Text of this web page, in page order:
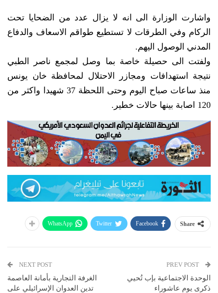
واشارت الوزارة الى انه لا يزال عدد من الضحايا تحت
الركام وفي الطرقات لا تستطيع طواقم الاسعاف والدفاع
المدني الوصول اليهم.
ولفتت الى حصيلة خاصة بما وصل لمجمع ناصر الطبي
نتيجة استهدافات ومجازر الاحتلال لمحافظة خان يونس
منذ ساعات صباح اليوم وحتى اللحظة 37 شهيدا واكثر من
120 اصابة بينها حالات خطير.
Share
Facebook
Twitter
WhatsApp
الوحدة الاجتماعية بإب تُحيي
ذكرى يوم عاشوراء
NEXT POST
الغرفة التجارية بأمانة العاصمة
تدين العدوان الإسرائيلي على